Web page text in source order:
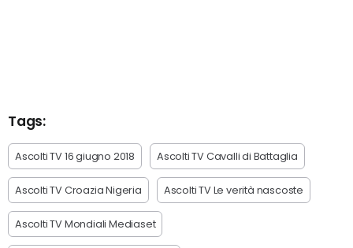
Tags:
Ascolti TV 16 giugno 2018 Ascolti TV Cavalli di Battaglia
Ascolti TV Croazia Nigeria Ascolti TV Le verità nascoste
Ascolti TV Mondiali Mediaset